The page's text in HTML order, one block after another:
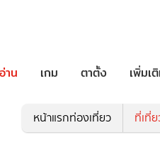
อ่าน เกม ตาตั้ง เพิ่มเ
หน้าแรกท่องเที่ยว ที่เที่